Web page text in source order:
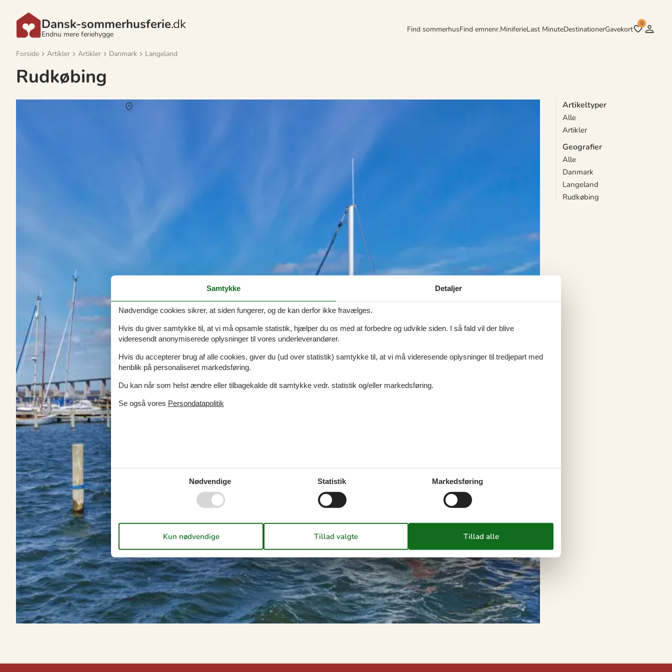
Dansk-sommerhusferie.dk
Endnu mere feriehygge
Find sommerhusFind emnenr.MiniferieLast MinuteDestinationerGavekort
0
Forside Artikler Artikler Danmark Langeland
Rudkøbing
Udlejning af private sommerhuse i Rudkøbing Artikeltyper
Alle
Artikler
Geografier
Alle
Danmark
Langeland
Rudkøbing
Samtykke Detaljer
Nødvendige cookies sikrer, at siden fungerer, og de kan derfor ikke fravælges.
Hvis du giver samtykke til, at vi må opsamle statistik, hjælper du os med at forbedre og udvikle siden. I så fald vil der blive
videresendt anonymiserede oplysninger til vores underleverandører.
Hvis du accepterer brug af alle cookies, giver du (ud over statistik) samtykke til, at vi må videresende oplysninger til tredjepart med
henblik på personaliseret markedsføring.
Du kan når som helst ændre eller tilbagekalde dit samtykke vedr. statistik og/eller markedsføring.
Se også vores Persondatapolitik
Nødvendige Statistik Markedsføring